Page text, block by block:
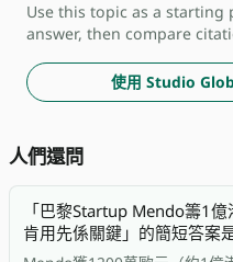
Use this topic as a
answer, then compare
使用 Studio
人們還問
「巴黎Startup Mendo籌1
肯用先係關鍵」的簡短答案